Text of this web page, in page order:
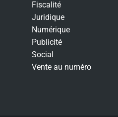
Fiscalité
Juridique
Numérique
Publicité
Social
Vente au numéro